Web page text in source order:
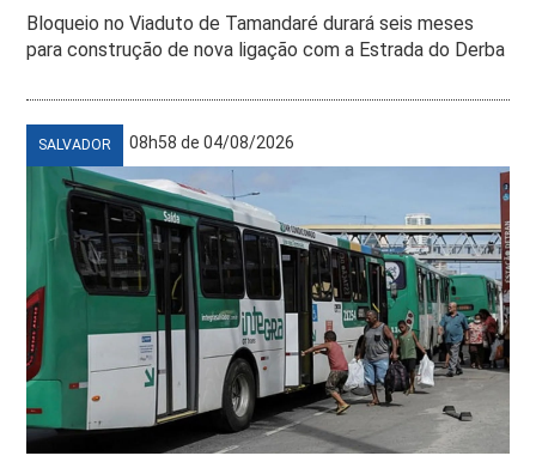
Bloqueio no Viaduto de Tamandaré durará seis meses
para construção de nova ligação com a Estrada do Derba
SALVADOR 08h58 de 04/08/2026